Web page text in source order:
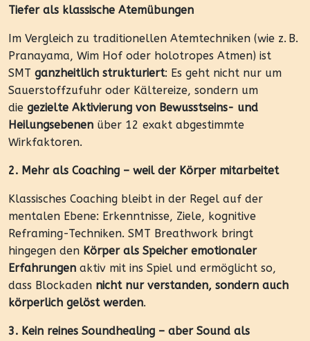
Tiefer als klassische Atemübungen
Im Vergleich zu traditionellen Atemtechniken (wie z. B.
Pranayama, Wim Hof oder holotropes Atmen) ist
SMT ganzheitlich strukturiert: Es geht nicht nur um
Sauerstoffzufuhr oder Kältereize, sondern um
die gezielte Aktivierung von Bewusstseins- und
Heilungsebenen über 12 exakt abgestimmte
Wirkfaktoren.
2. Mehr als Coaching – weil der Körper mitarbeitet
Klassisches Coaching bleibt in der Regel auf der
mentalen Ebene: Erkenntnisse, Ziele, kognitive
Reframing-Techniken. SMT Breathwork bringt
hingegen den Körper als Speicher emotionaler
Erfahrungen aktiv mit ins Spiel und ermöglicht so,
dass Blockaden nicht nur verstanden, sondern auch
körperlich gelöst werden.
3. Kein reines Soundhealing – aber Sound als